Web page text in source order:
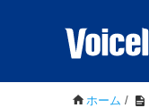
ホーム /